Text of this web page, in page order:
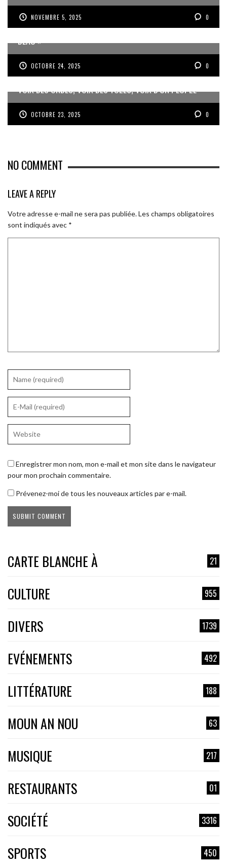
NOVEMBRE 5, 2025 0
JEAN-PIERRE VOLET : « L’OBJECTIF EST DE PRODUIRE DU
BEAU »
OCTOBRE 24, 2025 0
VOIX DES ONDES, VOIX DES YOLES, VOIX D’UN PEUPLE
OCTOBRE 23, 2025 0
NO COMMENT
LEAVE A REPLY
Votre adresse e-mail ne sera pas publiée.Les champs obligatoires
sont indiqués avec *
Enregistrer mon nom, mon e-mail et mon site dans le navigateur
pour mon prochain commentaire.
Prévenez-moi de tous les nouveaux articles par e-mail.
CARTE BLANCHE À 21
CULTURE 955
DIVERS 1739
EVÉNEMENTS 492
LITTÉRATURE 188
MOUN AN NOU 63
MUSIQUE 217
RESTAURANTS 01
SOCIÉTÉ 3316
SPORTS 450